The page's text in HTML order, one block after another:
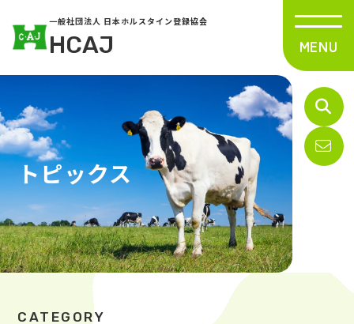
一般社団法人 日本ホルスタイン登録協会
HCAJ
トピックス